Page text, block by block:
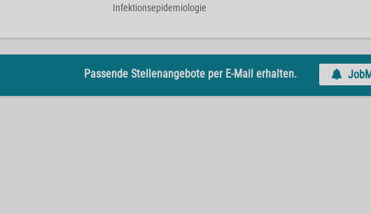
Infektionsepidemiologie
Passende Stellenangebote per E-Mail erhalten.